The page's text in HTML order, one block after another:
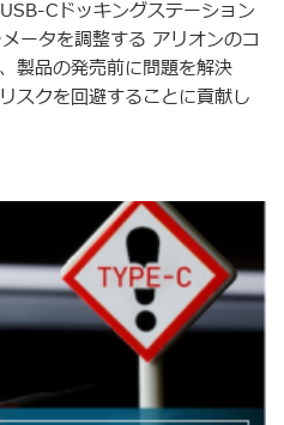
Cドッキングステーション
ータを調整する アリオンのコ
製品の発売前に問題を解決
スクを回避することに貢献し